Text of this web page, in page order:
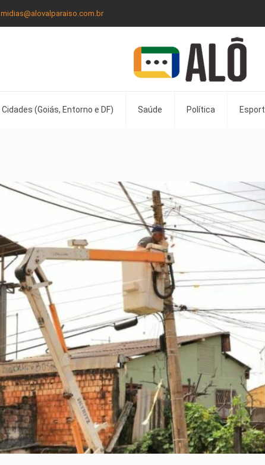
midias@alovalparaiso.com.br
Cidades (Goiás, Entorno e DF) Saúde Política